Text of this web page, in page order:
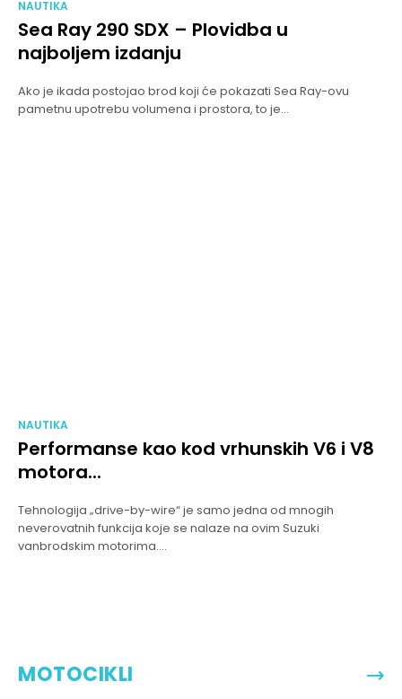
NAUTIKA
Sea Ray 290 SDX – Plovidba u
najboljem izdanju
Ako je ikada postojao brod koji će pokazati Sea Ray-ovu
pametnu upotrebu volumena i prostora, to je...
NAUTIKA
Performanse kao kod vrhunskih V6 i V8
motora...
Tehnologija „drive-by-wire“ je samo jedna od mnogih
neverovatnih funkcija koje se nalaze na ovim Suzuki
vanbrodskim motorima....
MOTOCIKLI